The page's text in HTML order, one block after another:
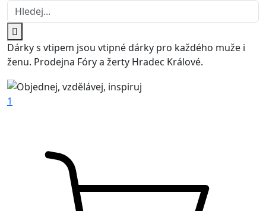
Dárky s vtipem jsou vtipné dárky pro každého muže i
ženu. Prodejna Fóry a žerty Hradec Králové.
1